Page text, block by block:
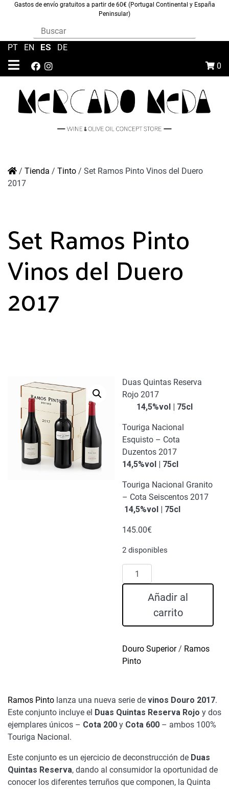
Gastos de envío gratuitos a partir de 60€ (Portugal Continental y España
Peninsular)
0
PT EN ES DE
/ Tienda / Tinto / Set Ramos Pinto Vinos del Duero
2017
Set Ramos Pinto
Vinos del Duero
2017
Duas Quintas Reserva
Rojo 2017
14,5%vol | 75cl
Touriga Nacional
Esquisto – Cota
Duzentos 2017
14,5%vol | 75cl
Touriga Nacional Granito
– Cota Seiscentos 2017
14,5%vol | 75cl
145.00€
2 disponibles
Ramos
2017
cantidad
Añadir al
carrito
Douro Superior/ Ramos
Pinto
Ramos Pinto lanza una nueva serie de vinos Douro 2017.
Este conjunto incluye el Duas Quintas Reserva Rojo y dos
ejemplares únicos – Cota 200 y Cota 600 – ambos 100%
Touriga Nacional.
Este conjunto es un ejercicio de deconstrucción de Duas
Quintas Reserva, dando al consumidor la oportunidad de
conocer los diferentes terruños que componen, la Quinta